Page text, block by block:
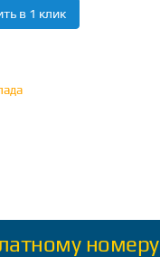
в 1 клик
номеру